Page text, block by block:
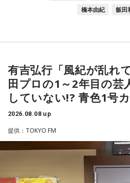
橋本由紀
飯田
有吉弘行「風紀が乱れ
田プロの1～2年目の芸
していない!? 青色1号
2026.08.08 up
提供：TOKYO FM